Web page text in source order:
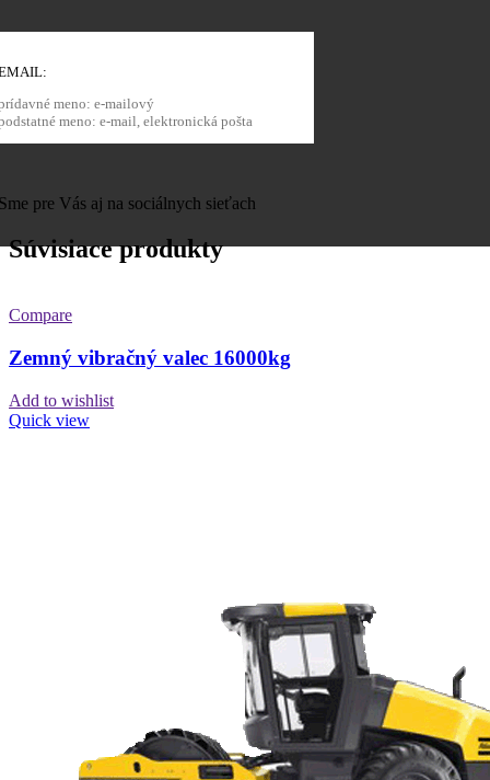
meno: e-mailový
meno: e-mail, elektronická pošta
pre Vás aj na sociálnych sieťach
Súvisiace produkty
Compare
Zemný vibračný valec 16000kg
Add to wishlist
Quick view